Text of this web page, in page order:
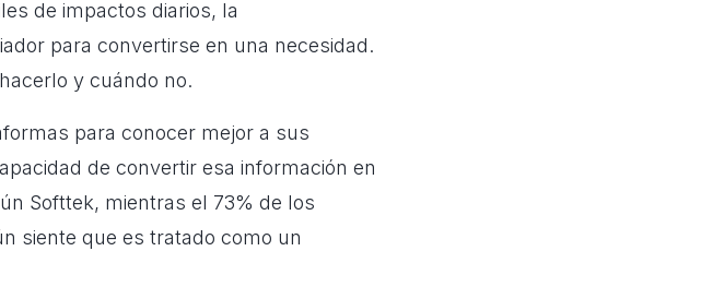
de impactos diarios, la
para convertirse en una necesidad.
y cuándo no.
para conocer mejor a sus
de convertir esa información en
Softtek, mientras el 73% de los
siente que es tratado como un